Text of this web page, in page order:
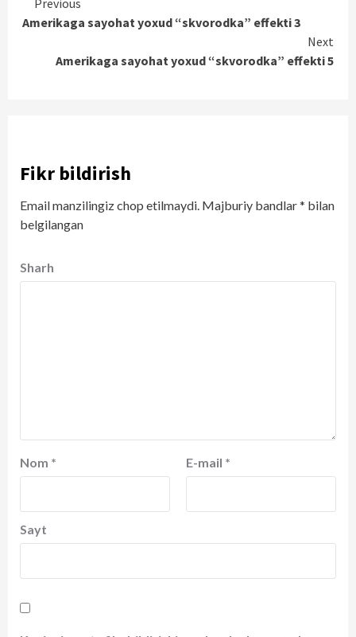
Reading
Previous
Amerikaga sayohat yoxud “skvorodka” effekti 3
Next
Amerikaga sayohat yoxud “skvorodka” effekti 5
Fikr bildirish
Email manzilingiz chop etilmaydi. Majburiy bandlar* bilan
belgilangan
Sharh
Nom * E-mail *
Sayt